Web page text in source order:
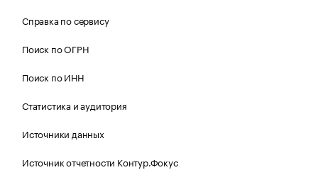
Справка по сервису
Поиск по ОГРН
Поиск по ИНН
Статистика и аудитория
Источники данных
Источник отчетности Контур.Фокус